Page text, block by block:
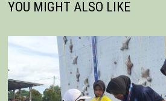
YOU MIGHT ALSO LIKE